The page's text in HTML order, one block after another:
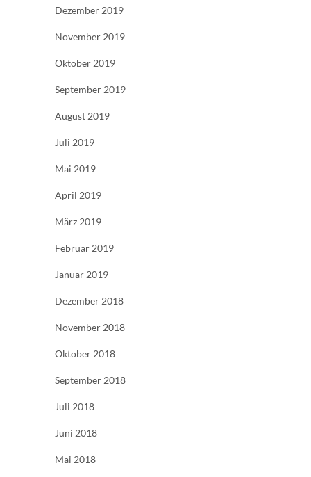
Dezember 2019
November 2019
Oktober 2019
September 2019
August 2019
Juli 2019
Mai 2019
April 2019
März 2019
Februar 2019
Januar 2019
Dezember 2018
November 2018
Oktober 2018
September 2018
Juli 2018
Juni 2018
Mai 2018